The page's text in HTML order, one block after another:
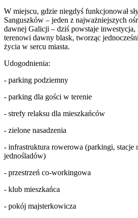
W miejscu, gdzie niegdyś funkcjonował
Sanguszków – jeden z najważniejszych
dawnej Galicji – dziś powstaje inwestycja,
terenowi dawny blask, tworząc
życia w sercu miasta.
Udogodnienia:
- parking podziemny
- parking dla gości w terenie
- strefy relaksu dla mieszkańców
- zielone nasadzenia
- infrastruktura rowerowa (parkingi, stacje
jednośladów)
- przestrzeń co-workingowa
- klub mieszkańca
- pokój majsterkowicza